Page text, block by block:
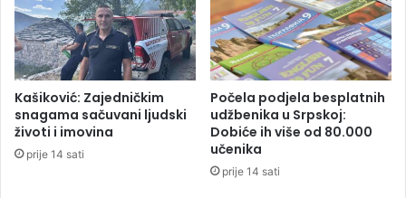
o
j
c
e
t
i
a
Kašiković: Zajedničkim
snagama sačuvani ljudski
životi i imovina
prije 14 sati
Počela podjela besplatnih
udžbenika u Srpskoj:
Dobiće ih više od 80.000
učenika
prije 14 sati